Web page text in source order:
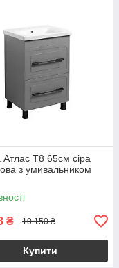
Т8 65см сіра
з умивальником
₴ 10 150 ₴
Купити